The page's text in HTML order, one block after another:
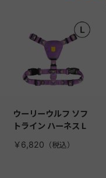
ウーリーウルフ ソフ
トライン ハーネス L
￥6,820